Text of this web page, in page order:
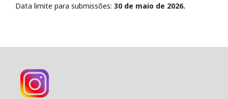
Data limite para submissões: 30 de maio de 2026.